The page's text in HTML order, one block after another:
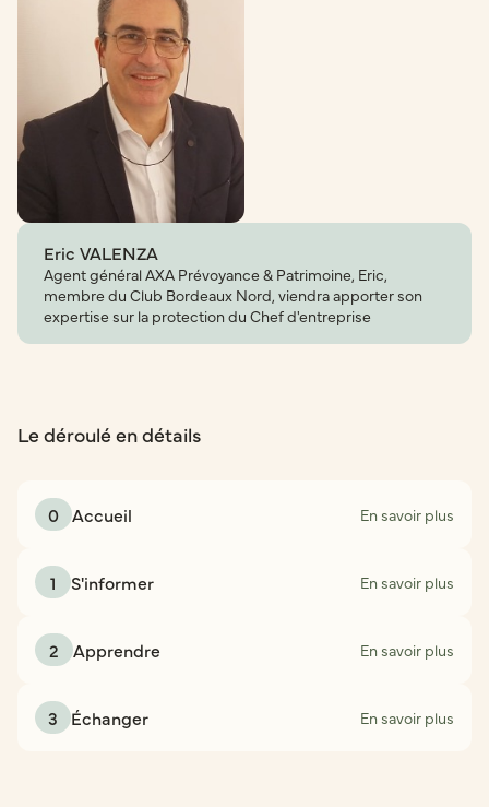
Eric VALENZA
Agent général AXA Prévoyance & Patrimoine, Eric,
membre du Club Bordeaux Nord, viendra apporter son
expertise sur la protection du Chef d'entreprise
Le déroulé en détails
0 Accueil En savoir plus
1 S'informer En savoir plus
2 Apprendre En savoir plus
3 Échanger En savoir plus